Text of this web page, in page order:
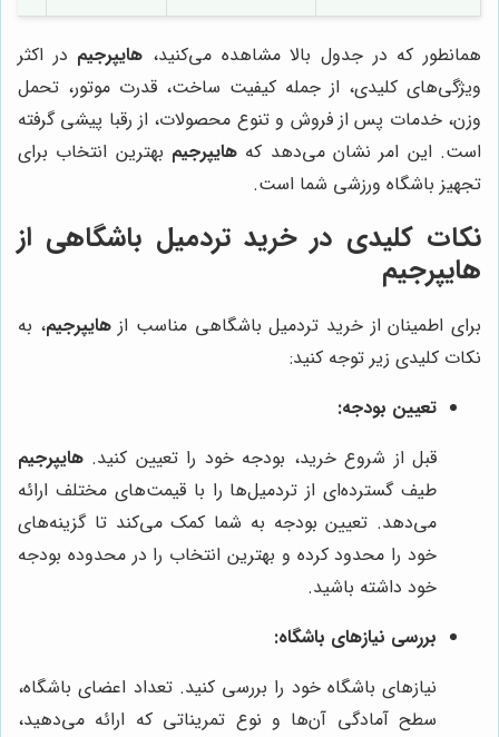
همانطور که در جدول بالا مشاهده می‌کنید، هایپرجیم در اکثر
ویژگی‌های کلیدی، از جمله کیفیت ساخت، قدرت موتور، تحمل
وزن، خدمات پس از فروش و تنوع محصولات، از رقبا پیشی گرفته
است. این امر نشان می‌دهد که هایپرجیم بهترین انتخاب برای
تجهیز باشگاه ورزشی شما است.
نکات کلیدی در خرید تردمیل باشگاهی از
هایپرجیم
برای اطمینان از خرید تردمیل باشگاهی مناسب ازهایپرجیم، به
نکات کلیدی زیر توجه کنید:
تعیین بودجه:
قبل از شروع خرید، بودجه خود را تعیین کنید. هایپرجیم
طیف گسترده‌ای از تردمیل‌ها را با قیمت‌های مختلف ارائه
می‌دهد. تعیین بودجه به شما کمک می‌کند تا گزینه‌های
خود را محدود کرده و بهترین انتخاب را در محدوده بودجه
خود داشته باشید.
بررسی نیازهای باشگاه:
نیازهای باشگاه خود را بررسی کنید. تعداد اعضای باشگاه،
سطح آمادگی آن‌ها و نوع تمریناتی که ارائه می‌دهید،